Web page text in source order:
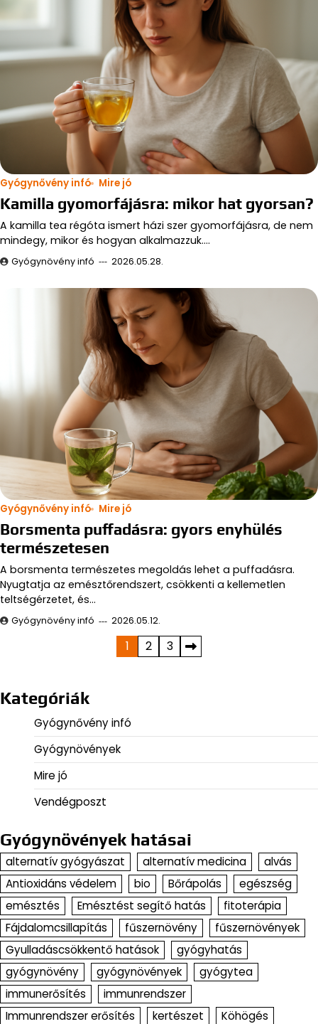
Gyógynővény infó Mire jó
Kamilla gyomorfájásra: mikor hat gyorsan?
A kamilla tea régóta ismert házi szer gyomorfájásra, de nem
mindegy, mikor és hogyan alkalmazzuk.…
Gyógynövény infó 2026.05.28.
Gyógynővény infó Mire jó
Borsmenta puffadásra: gyors enyhülés
természetesen
A borsmenta természetes megoldás lehet a puffadásra.
Nyugtatja az emésztőrendszert, csökkenti a kellemetlen
teltségérzetet, és…
Gyógynövény infó 2026.05.12.
1 2 3
Kategóriák
Gyógynővény infó
Gyógynövények
Mire jó
Vendégposzt
Gyógynövények hatásai
alternatív gyógyászat alternatív medicina
alvás
Antioxidáns védelem
bio Bőrápolás
egészség
emésztés
Emésztést segítő hatás
fitoterápia
Fájdalomcsillapítás
fűszernövény
fűszernövények
Gyulladáscsökkentő hatások
gyógyhatás
gyógynövény
gyógynövények
gyógytea
immunerősítés
immunrendszer
Immunrendszer erősítés
kertészet Köhögés